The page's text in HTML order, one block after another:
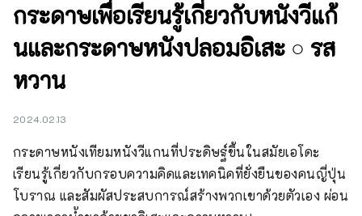
กระดาษเพื่อเรียนรู้เกี่ยวกับหนังวีแก้
นและกระดาษหนังปลอมอิเสะ ○ รส
หวาน
2024.02.13
กระดาษหนังเทียมหนังวีแกนที่ประดิษฐ์ขึ้นในสมัยเอโดะ
เรียนรู้เกี่ยวกับกรอบความคิดและเทคนิคที่ยั่งยืนของคนญี่ปุ่น
โบราณ และสัมผัสประสบการณ์สร้างพวกเขาด้วยตัวเอง ผ่อน